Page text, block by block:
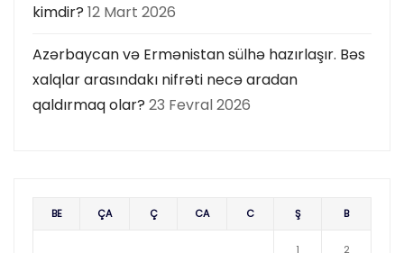
kimdir? 12 Mart 2026
Azərbaycan və Ermənistan sülhə hazırlaşır. Bəs
xalqlar arasındakı nifrəti necə aradan
qaldırmaq olar? 23 Fevral 2026
BE ÇA Ç CA C Ş B
1 2